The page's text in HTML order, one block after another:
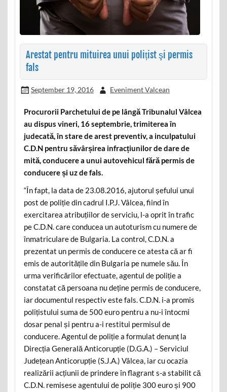
Arestat pentru mituirea unui polițist şi permis
fals
September 19, 2016 Eveniment Valcean
Procurorii Parchetului de pe lângă Tribunalul Vâlcea
au dispus vineri, 16 septembrie, trimiterea în
judecată, în stare de arest preventiv, a inculpatului
C.D.N pentru săvârșirea infracțiunilor de dare de
mită, conducere a unui autovehicul fără permis de
conducere și uz de fals.
“În fapt, la data de 23.08.2016, ajutorul șefului unui
post de poliție din cadrul I.P.J. Vâlcea, fiind în
exercitarea atribuțiilor de serviciu, l-a oprit în trafic
pe C.D.N. care conducea un autoturism cu numere de
înmatriculare de Bulgaria. La control, C.D.N. a
prezentat un permis de conducere ce atesta că ar fi
emis de autoritățile din Bulgaria pe numele său. În
urma verificărilor efectuate, agentul de poliție a
constatat că persoana nu deține permis de conducere,
iar documentul respectiv este fals. C.D.N. i-a promis
polițistului suma de 500 euro pentru a nu-i întocmi
dosar penal și pentru a-i restitui permisul de
conducere. Agentul de poliție a formulat denunț la
Direcția Generală Anticorupție (D.G.A.) – Serviciul
Județean Anticorupție (S.J.A.) Vâlcea, iar cu ocazia
realizării acțiunii de prindere în flagrant s-a stabilit că
C.D.N. remisese agentului de poliție 300 euro și 900